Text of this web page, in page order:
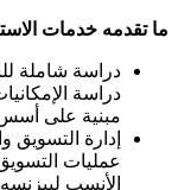
ما تقدمه خدمات
دراسة شاملة
دراسة
مبنية على أسس
إدارة التسويق
عمليات
الأنسب لبيزنسه